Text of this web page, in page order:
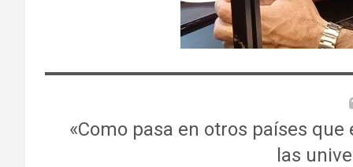
«Como pasa en otros países
las